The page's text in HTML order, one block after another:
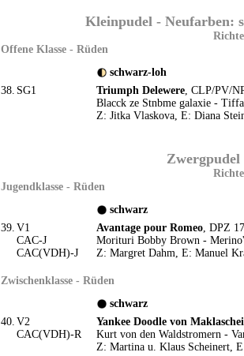
Kleinpudel - Neufarben:
Offene Klasse - Rüden
schwarz-loh
38. SG1 Triumph Delewere, CLP/PV/
Blacck ze Stnbme galaxie -
Z: Jitka Vlaskova, E: Diana
Jugendklasse - Rüden
schwarz
39. V1
CAC-J
CAC(VDH)-J
Avantage pour Romeo, DPZ
Morituri Bobby Brown -
Z: Margret Dahm, E: Manuel
Zwischenklasse - Rüden
schwarz
40. V2
CAC(VDH)-R
Yankee Doodle von Maklaschei
Kurt von den Waldstromern -
Z: Martina u. Klaus Scheinert,